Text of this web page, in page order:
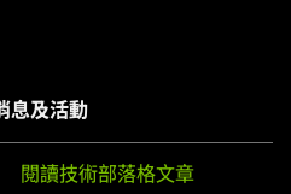
、聊天機器人、電腦視覺
資料，順利完成轉型。
案、運輸 (機場、港口)、聊天
用者運算、網路安全與 IT 最
商。
息及活動
閱讀技術部落格文章